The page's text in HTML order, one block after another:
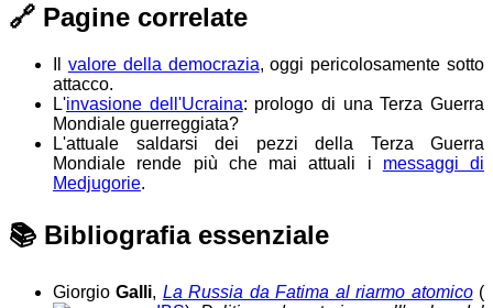
🔗 Pagine correlate
valore della democrazia, oggi pericolosamente sotto
attacco.
L'invasione dell'Ucraina: prologo di una Terza Guerra
Mondiale guerreggiata?
L'attuale saldarsi dei pezzi della Terza Guerra
Mondiale rende più che mai attuali i messaggi di
Medjugorie.
📚 Bibliografia essenziale
GiorgioGalli, La Russia da Fatima al riarmo atomico(